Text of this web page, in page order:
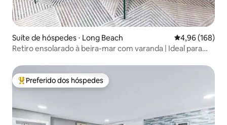
Suíte de hóspedes ⋅ Long Beach 4,96 de uma
4,96 (168)
Retiro ensolarado à beira-mar com varanda | Ideal para
Entre os melhores preferidos dos hóspedes
Preferido dos hóspedes